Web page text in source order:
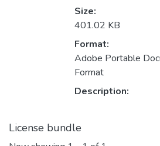
Size:
401.02 KB
Format:
Adobe Portable
Format
Description:
License bundle